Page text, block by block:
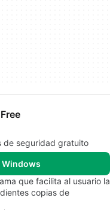
de seguridad gratuito
Windows
que facilita al usuario la
copias de